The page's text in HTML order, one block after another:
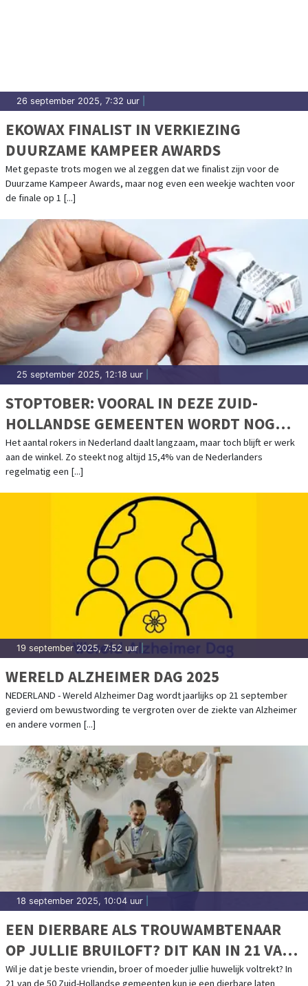
26 september 2025, 7:32 uur
EKOWAX FINALIST IN VERKIEZING
DUURZAME KAMPEER AWARDS
Met gepaste trots mogen we al zeggen dat we finalist zijn voor de
Duurzame Kampeer Awards, maar nog even een weekje wachten voor
de finale op 1 [...]
25 september 2025, 12:18 uur
STOPTOBER: VOORAL IN DEZE ZUID-
HOLLANDSE GEMEENTEN WORDT NOG
VOLOP GEROOKT
Het aantal rokers in Nederland daalt langzaam, maar toch blijft er werk
aan de winkel. Zo steekt nog altijd 15,4% van de Nederlanders
regelmatig een [...]
19 september 2025, 7:52 uur
WERELD ALZHEIMER DAG 2025
NEDERLAND - Wereld Alzheimer Dag wordt jaarlijks op 21 september
gevierd om bewustwording te vergroten over de ziekte van Alzheimer
en andere vormen [...]
18 september 2025, 10:04 uur
EEN DIERBARE ALS TROUWAMBTENAAR
OP JULLIE BRUILOFT? DIT KAN IN 21 VAN
DE 50 ZUID-HOLLANDSE GEMEENTEN
Wil je dat je beste vriendin, broer of moeder jullie huwelijk voltrekt? In
21 van de 50 Zuid-Hollandse gemeenten kun je een dierbare laten